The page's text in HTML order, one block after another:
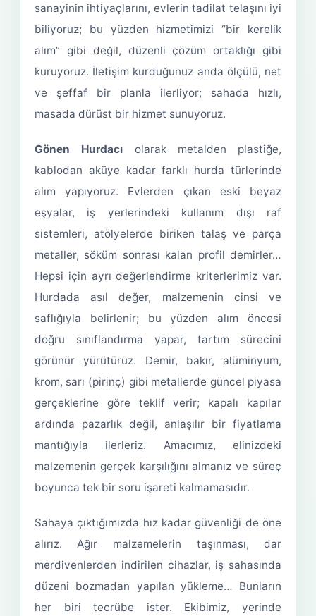
sanayinin ihtiyaçlarını, evlerin tadilat telaşını iyi
biliyoruz; bu yüzden hizmetimizi “bir kerelik
alım” gibi değil, düzenli çözüm ortaklığı gibi
kuruyoruz. İletişim kurduğunuz anda ölçülü, net
ve şeffaf bir planla ilerliyor; sahada hızlı,
masada dürüst bir hizmet sunuyoruz.
Gönen Hurdacı olarak metalden plastiğe,
kablodan aküye kadar farklı hurda türlerinde
alım yapıyoruz. Evlerden çıkan eski beyaz
eşyalar, iş yerlerindeki kullanım dışı raf
sistemleri, atölyelerde biriken talaş ve parça
metaller, söküm sonrası kalan profil demirler…
Hepsi için ayrı değerlendirme kriterlerimiz var.
Hurdada asıl değer, malzemenin cinsi ve
saflığıyla belirlenir; bu yüzden alım öncesi
doğru sınıflandırma yapar, tartım sürecini
görünür yürütürüz. Demir, bakır, alüminyum,
krom, sarı (pirinç) gibi metallerde güncel piyasa
gerçeklerine göre teklif verir; kapalı kapılar
ardında pazarlık değil, anlaşılır bir fiyatlama
mantığıyla ilerleriz. Amacımız, elinizdeki
malzemenin gerçek karşılığını almanız ve süreç
boyunca tek bir soru işareti kalmamasıdır.
Sahaya çıktığımızda hız kadar güvenliği de öne
alırız. Ağır malzemelerin taşınması, dar
merdivenlerden indirilen cihazlar, iş sahasında
düzeni bozmadan yapılan yükleme… Bunların
her biri tecrübe ister. Ekibimiz, yerinde